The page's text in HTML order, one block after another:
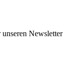
Newsletter